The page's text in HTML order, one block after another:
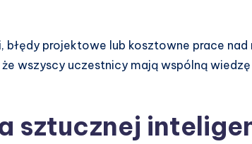
błędy projektowe lub kosztowne prace
wszyscy uczestnicy mają wspólną
sztucznej